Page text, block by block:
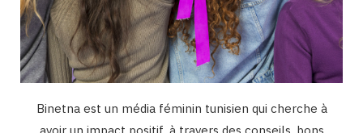
Binetna est un média féminin tunisien qui cherche à